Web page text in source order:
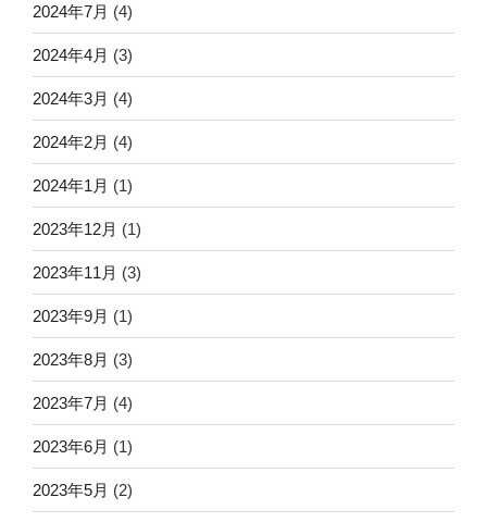
2024年7月 (4)
2024年4月 (3)
2024年3月 (4)
2024年2月 (4)
2024年1月 (1)
2023年12月 (1)
2023年11月 (3)
2023年9月 (1)
2023年8月 (3)
2023年7月 (4)
2023年6月 (1)
2023年5月 (2)